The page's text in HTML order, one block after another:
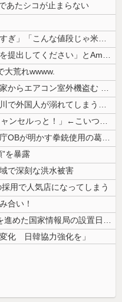
あたシコが止まらない
【悲報】コメ農家「今年は安くなりすぎ」「こんな値段じゃ米作りをやめる人...
「注文キャンセルしました。身分証を提出してください」とAmazonから...
大荒れwwww.
【熊本地震】車中泊避難して留守の家からエアコン室外機盗む 警察に「室外...
【動画】よく助けられたな。岐阜の川で外国人が溺れてしまう事故。
【謎】女「43億円注文して………キャンセルっと！」←こいつの目的
「撃たれても撃っちゃイカン」警視庁OBが明かす拳銃使用の葛藤…河内長野...
を暴露
で深刻な洪水被害
用で人気店になってしまう
合い！
（ ´_ゝ`）中国「高市政権が法制化を進めた国家情報局の設置日が7月3...
化 日韓協力強化を」